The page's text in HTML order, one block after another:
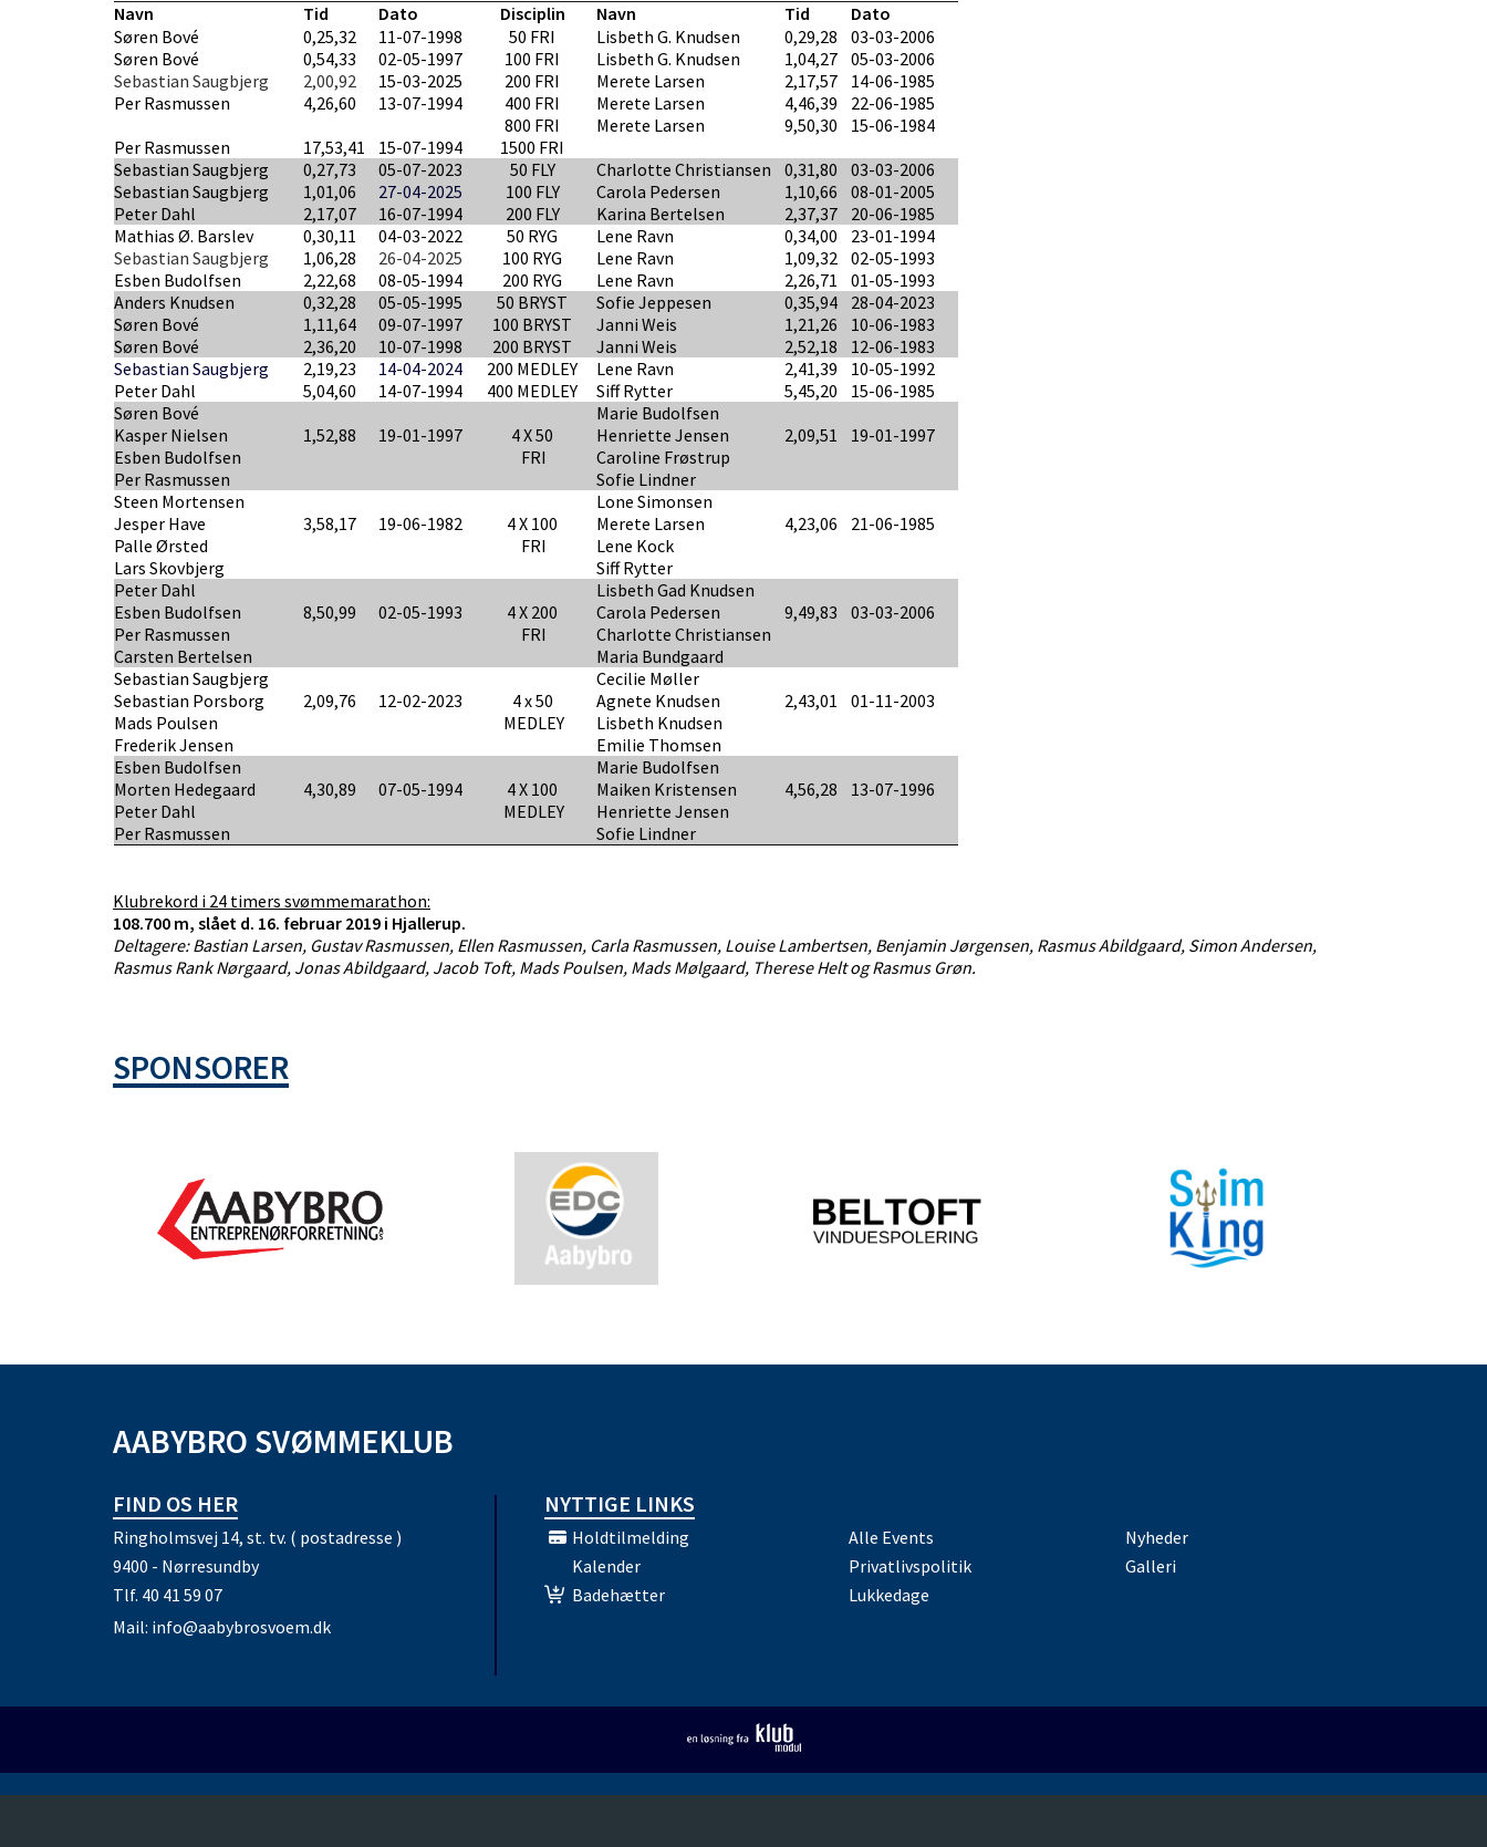
Navn Tid Dato Disciplin Navn Tid
Dato
Søren Bové
0,25,32 11-07-1998 50 FRI Lisbeth G. Knudsen 0,29,28
03-03-2006
Søren Bové
0,54,33 02-05-1997 100 FRI Lisbeth G. Knudsen 1,04,27
05-03-2006
Sebastian Saugbjerg
2,00,92 15-03-2025 200 FRI Merete Larsen 2,17,57
14-06-1985
Per Rasmussen
4,26,60 13-07-1994 400 FRI Merete Larsen 4,46,39
22-06-1985
800 FRI
Merete Larsen 9,50,30
15-06-1984
Per Rasmussen
17,53,41 15-07-1994
1500 FRI
Sebastian Saugbjerg
0,27,73 05-07-2023 50 FLY Charlotte Christiansen 0,31,80
03-03-2006
Sebastian Saugbjerg
1,01,06 27-04-2025 100 FLY Carola Pedersen 1,10,66
08-01-2005
Peter Dahl
2,17,07 16-07-1994 200 FLY Karina Bertelsen 2,37,37
20-06-1985
Mathias Ø. Barslev
0,30,11 04-03-2022 50 RYG Lene Ravn 0,34,00
23-01-1994
Sebastian Saugbjerg
1,06,28 26-04-2025 100 RYG Lene Ravn 1,09,32
02-05-1993
Esben Budolfsen
2,22,68 08-05-1994 200 RYG Lene Ravn 2,26,71
01-05-1993
Anders Knudsen
0,32,28 05-05-1995 50 BRYST Sofie Jeppesen 0,35,94
28-04-2023
Søren Bové
1,11,64 09-07-1997 100 BRYST Janni Weis 1,21,26
10-06-1983
Søren Bové
2,36,20 10-07-1998 200 BRYST Janni Weis 2,52,18
12-06-1983
Sebastian Saugbjerg
2,19,23 14-04-2024 200 MEDLEY Lene Ravn 2,41,39
10-05-1992
Peter Dahl
5,04,60 14-07-1994 400 MEDLEY Siff Rytter 5,45,20
15-06-1985
Søren Bové
Marie Budolfsen
Kasper Nielsen
1,52,88 19-01-1997 4 X 50 Henriette Jensen 2,09,51
19-01-1997
Esben Budolfsen
FRI
Caroline Frøstrup
Per Rasmussen
Sofie Lindner
Steen Mortensen
Lone Simonsen
Jesper Have
3,58,17 19-06-1982 4 X 100 Merete Larsen 4,23,06
21-06-1985
Palle Ørsted
FRI
Lene Kock
Lars Skovbjerg
Siff Rytter
Peter Dahl
Lisbeth Gad Knudsen
Esben Budolfsen
8,50,99 02-05-1993 4 X 200 Carola Pedersen 9,49,83
03-03-2006
Per Rasmussen
FRI
Charlotte Christiansen
Carsten Bertelsen
Maria Bundgaard
Sebastian Saugbjerg
Cecilie Møller
Sebastian Porsborg
2,09,76 12-02-2023 4 x 50 Agnete Knudsen 2,43,01
01-11-2003
Mads Poulsen
MEDLEY
Lisbeth Knudsen
Frederik Jensen
Emilie Thomsen
Esben Budolfsen
Marie Budolfsen
Morten Hedegaard
4,30,89 07-05-1994 4 X 100 Maiken Kristensen 4,56,28
13-07-1996
Peter Dahl
MEDLEY
Henriette Jensen
Per Rasmussen
Sofie Lindner
Klubrekord i 24 timers svømmemarathon:
108.700 m, slået d. 16. februar 2019 i Hjallerup.
Deltagere: Bastian Larsen, Gustav Rasmussen, Ellen Rasmussen, Carla Rasmussen, Louise Lambertsen, Benjamin Jørgensen, Rasmus Abildgaard, Simon Andersen,
Rasmus Rank Nørgaard, Jonas Abildgaard, Jacob Toft, Mads Poulsen, Mads Mølgaard, Therese Helt og Rasmus Grøn.
SPONSORER
AABYBRO SVØMMEKLUB
FIND OS HER
Ringholmsvej 14, st. tv. ( postadresse )
9400 - Nørresundby
Tlf. 40 41 59 07
Mail: info@aabybrosvoem.dk
NYTTIGE LINKS
Holdtilmelding Alle Events
Nyheder
Kalender
Privatlivspolitik
Galleri
Badehætter
Lukkedage